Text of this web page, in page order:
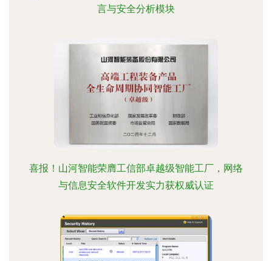
言与安全分析模块
喜报！山河智能荣膺工信部卓越级智能工厂，网络
与信息安全软件开发实力获权威认证